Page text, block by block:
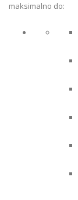
maksimalno do: